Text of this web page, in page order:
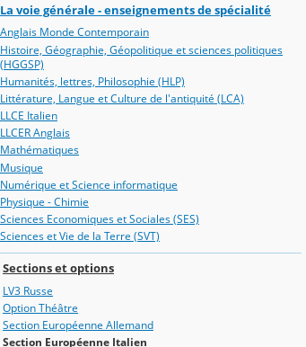
La voie générale - enseignements de spécialité
Anglais Monde Contemporain
Histoire, Géographie, Géopolitique et sciences politiques
(HGGSP)
Humanités, lettres, Philosophie (HLP)
Littérature, Langue et Culture de l'antiquité (LCA)
LLCE Italien
LLCER Anglais
Mathématiques
Musique
Numérique et Science informatique
Physique - Chimie
Sciences Economiques et Sociales (SES)
Sciences et Vie de la Terre (SVT)
Sections et options
LV3 Russe
Option Théâtre
Section Européenne Allemand
Section Européenne Italien